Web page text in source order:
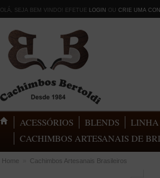
OLÁ, SEJA BEM VINDO! EFETUE LOGIN OU CRIE UMA
ACESSÓRIOS BLENDS LINHA
CACHIMBOS ARTESANAIS DE
Home Cachimbos Artesanais Brasileiros